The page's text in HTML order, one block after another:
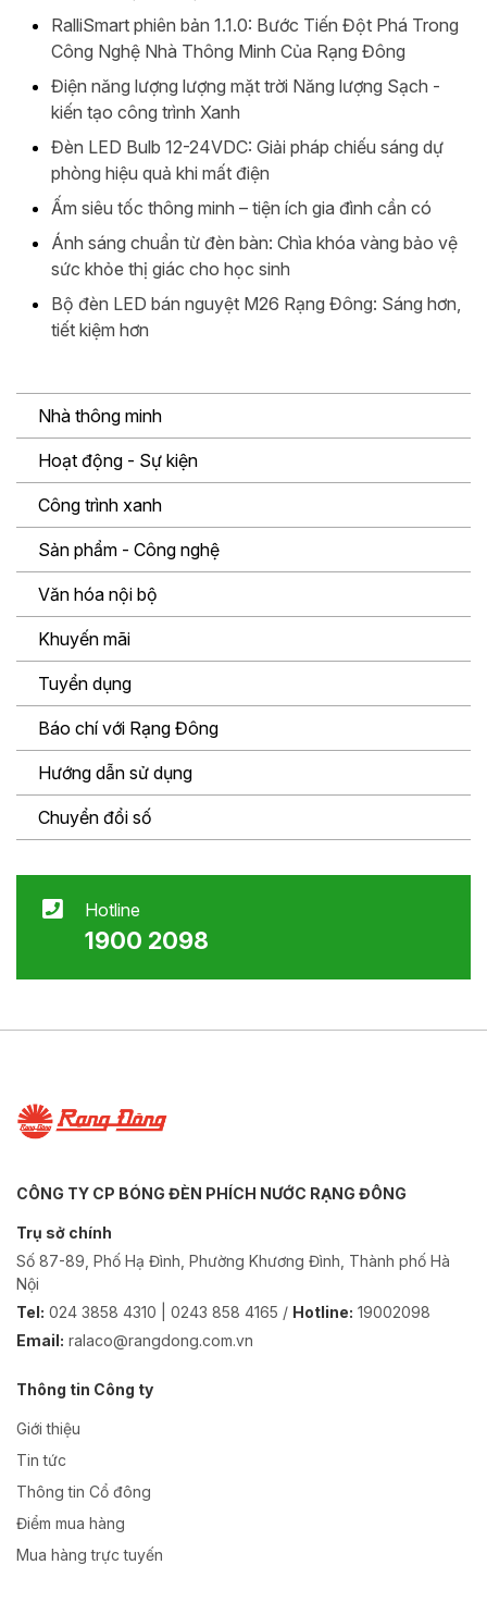
RalliSmart phiên bản 1.1.0: Bước Tiến Đột Phá Trong
Công Nghệ Nhà Thông Minh Của Rạng Đông
Điện năng lượng lượng mặt trời Năng lượng Sạch -
kiến tạo công trình Xanh
Đèn LED Bulb 12-24VDC: Giải pháp chiếu sáng dự
phòng hiệu quả khi mất điện
Ấm siêu tốc thông minh – tiện ích gia đình cần có
Ánh sáng chuẩn từ đèn bàn: Chìa khóa vàng bảo vệ
sức khỏe thị giác cho học sinh
Bộ đèn LED bán nguyệt M26 Rạng Đông: Sáng hơn,
tiết kiệm hơn
Nhà thông minh
Hoạt động - Sự kiện
Công trình xanh
Sản phẩm - Công nghệ
Văn hóa nội bộ
Khuyến mãi
Tuyển dụng
Báo chí với Rạng Đông
Hướng dẫn sử dụng
Chuyển đổi số
Hotline
1900 2098
CÔNG TY CP BÓNG ĐÈN PHÍCH NƯỚC RẠNG ĐÔNG
Trụ sở chính
Số 87-89, Phố Hạ Đình, Phường Khương Đình, Thành phố Hà
Nội
Tel: 024 3858 4310 | 0243 858 4165 / Hotline: 19002098
Email: ralaco@rangdong.com.vn
Thông tin Công ty
Giới thiệu
Tin tức
Thông tin Cổ đông
Điểm mua hàng
Mua hàng trực tuyến